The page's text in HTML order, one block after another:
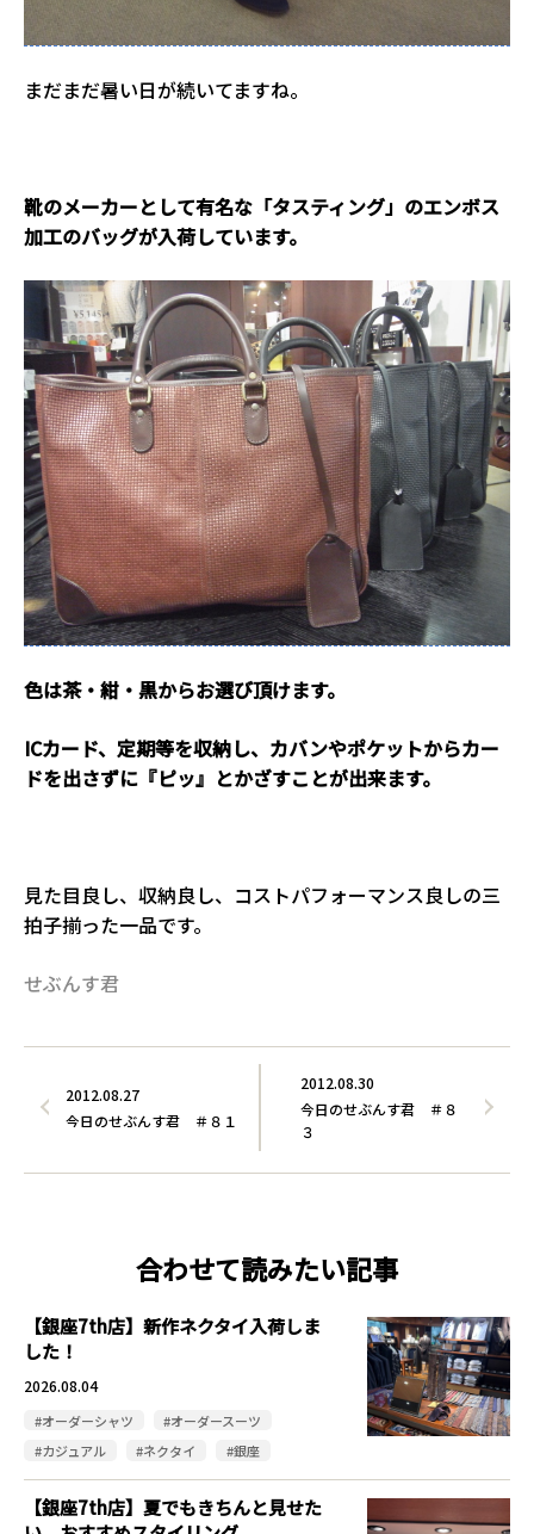
まだまだ暑い日が続いてますね。
靴のメーカーとして有名な「タスティング」のエンボス
加工のバッグが入荷しています。
色は茶・紺・黒からお選び頂けます。
ICカード、定期等を収納し、カバンやポケットからカー
ドを出さずに『ピッ』とかざすことが出来ます。
見た目良し、収納良し、コストパフォーマンス良しの三
拍子揃った一品です。
せぶんす君
2012.08.30
今日のせぶんす君 ＃８
３
2012.08.27
今日のせぶんす君 ＃８１
合わせて読みたい記事
【銀座7th店】新作ネクタイ入荷しま
した！
2026.08.04
#オーダーシャツ
#オーダースーツ
#カジュアル
#ネクタイ #銀座
【銀座7th店】夏でもきちんと見せた